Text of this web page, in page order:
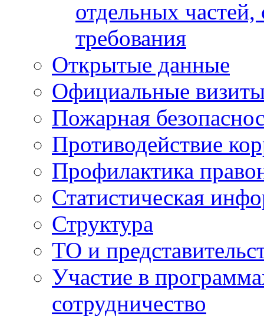
отдельных
требования
Открытые данные
Официальные
Пожарная
Противодействие
Профилактика
Статистическая
Структура
ТО и
Участие в
сотрудничество